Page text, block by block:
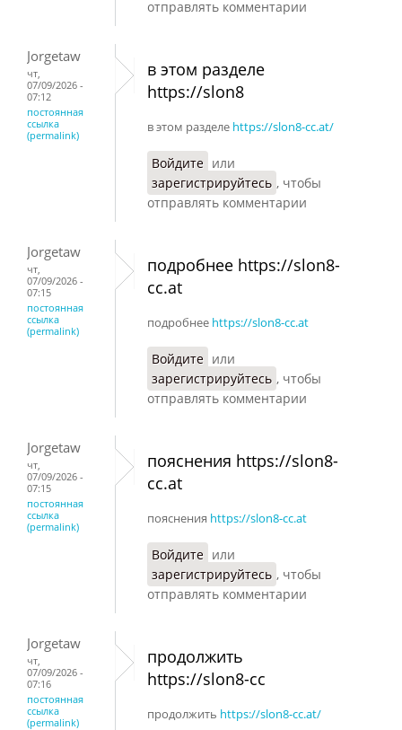
отправлять комментарии
Jorgetaw
чт,
07/09/2026 -
07:12
постоянная
ссылка
(permalink)
в этом разделе
https://slon8
в этом разделе https://slon8-cc.at/
Войдите или
зарегистрируйтесь , чтобы
отправлять комментарии
Jorgetaw
чт,
07/09/2026 -
07:15
постоянная
ссылка
(permalink)
подробнее https://slon8-
cc.at
подробнее https://slon8-cc.at
Войдите или
зарегистрируйтесь , чтобы
отправлять комментарии
Jorgetaw
чт,
07/09/2026 -
07:15
постоянная
ссылка
(permalink)
пояснения https://slon8-
cc.at
пояснения https://slon8-cc.at
Войдите или
зарегистрируйтесь , чтобы
отправлять комментарии
Jorgetaw
чт,
07/09/2026 -
07:16
постоянная
ссылка
(permalink)
продолжить
https://slon8-cc
продолжить https://slon8-cc.at/